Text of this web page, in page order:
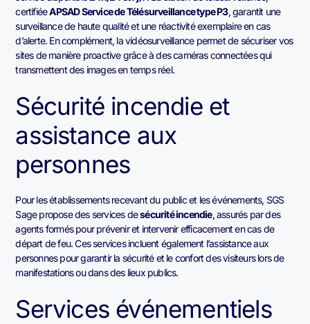
certifiéeAPSAD Service de Télésurveillance type P3, garantit une
surveillance de haute qualité et une réactivité exemplaire en cas
d’alerte. En complément, la vidéosurveillance permet de sécuriser vos
sites de manière proactive grâce à des caméras connectées qui
transmettent des images en temps réel.
Sécurité incendie et
assistance aux
personnes
Pour les établissements recevant du public et les événements, SGS
Sage propose des services desécurité incendie, assurés par des
agents formés pour prévenir et intervenir efficacement en cas de
départ de feu. Ces services incluent également l’assistance aux
personnes pour garantir la sécurité et le confort des visiteurs lors de
manifestations ou dans des lieux publics.
Services événementiels